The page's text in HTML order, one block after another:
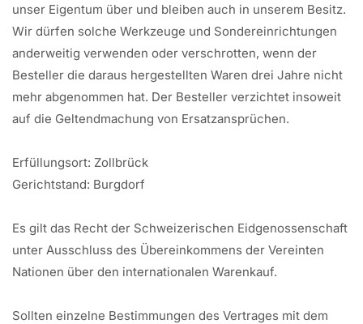
unser Eigentum über und bleiben auch in unserem Besitz.
Wir dürfen solche Werkzeuge und Sondereinrichtungen
anderweitig verwenden oder verschrotten, wenn der
Besteller die daraus hergestellten Waren drei Jahre nicht
mehr abgenommen hat. Der Besteller verzichtet insoweit
auf die Geltendmachung von Ersatzansprüchen.
Erfüllungsort: Zollbrück
Gerichtstand: Burgdorf
Es gilt das Recht der Schweizerischen Eidgenossenschaft
unter Ausschluss des Übereinkommens der Vereinten
Nationen über den internationalen Warenkauf.
Sollten einzelne Bestimmungen des Vertrages mit dem